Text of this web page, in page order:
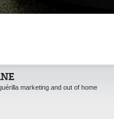
marketing and out of home